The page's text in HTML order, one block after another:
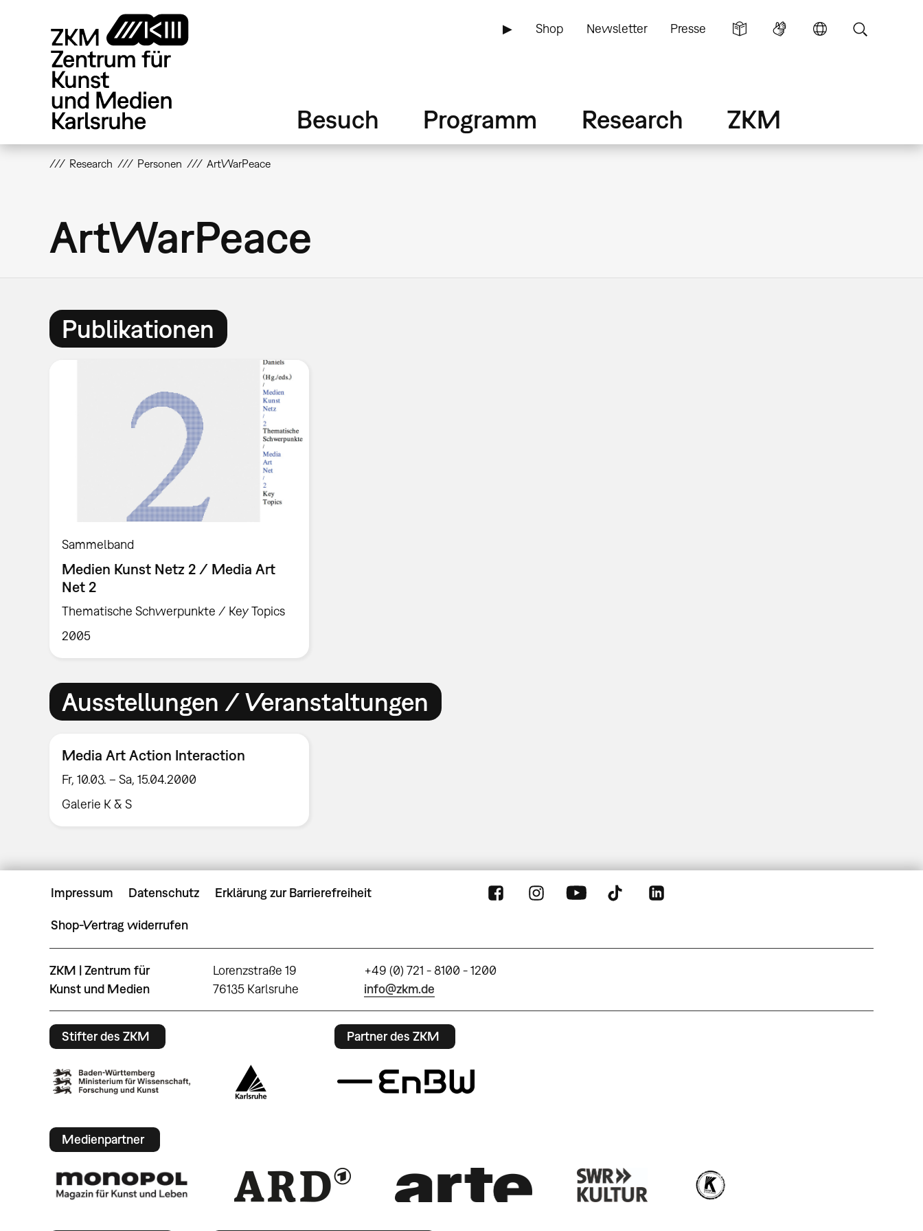
▶ Shop Newsletter Presse
Besuch Programm Research ZKM
Research Personen ArtWarPeace
ArtWarPeace
Publikationen
Sammelband
Medien Kunst Netz 2 / Media Art
Net 2
Thematische Schwerpunkte / Key Topics
2005
Ausstellungen / Veranstaltungen
Media Art Action Interaction
Fr, 10.03. – Sa, 15.04.2000
Galerie K & S
Impressum Datenschutz Erklärung zur Barrierefreiheit
Shop-Vertrag widerrufen
ZKM | Zentrum für
Kunst und Medien
Lorenzstraße 19
76135 Karlsruhe
+49 (0) 721 - 8100 - 1200
info@zkm.de
Stifter des ZKM Partner des ZKM
Medienpartner